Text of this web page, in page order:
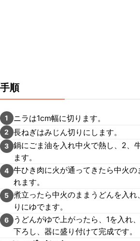
手順
1 ニラは1cm幅に切ります。
2 長ねぎはみじん切りにします。
3 鍋にごま油を入れ中火で熱し、2、
ます。
4 牛ひき肉に火が通ってきたら中火
れます。
5 煮立ったら中火のままうどんを入れ
りにゆでます。
6
うどんがゆで上がったら、1を入れ
下ろし、器に盛り付けて完成です。